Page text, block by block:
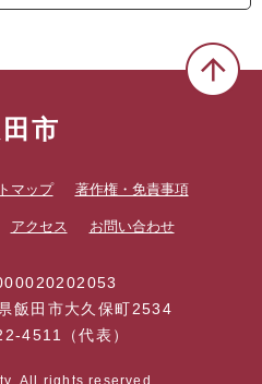
市
マップ 著作権・免責事項
アクセス お問い合わせ
飯田市大久保町2534
4511（代表）
All rights reserved.